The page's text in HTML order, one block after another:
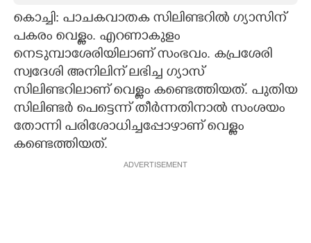
CARTOONS
LITERATURE
ZOOM
CONTACT US
കൊച്ചി: പാചകവാതക സിലിണ്ടറിൽ ഗ്യാസിന്
പകരം വെള്ളം. എറണാകുളം
നെടുമ്പാശേരിയിലാണ് സംഭവം. കപ്രശേരി
സ്വദേശി അനിലിന് ലഭിച്ച ഗ്യാസ്
സിലിണ്ടറിലാണ് വെള്ളം കണ്ടെത്തിയത്. പുതിയ
സിലിണ്ടർ പെട്ടെന്ന് തീർന്നതിനാൽ സംശയം
തോന്നി പരിശോധിച്ചപ്പോഴാണ് വെള്ളം
കണ്ടെത്തിയത്.
ADVERTISEMENT